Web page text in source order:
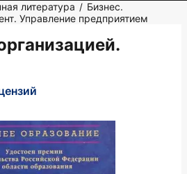
литература / Бизнес.
Управление предприятием